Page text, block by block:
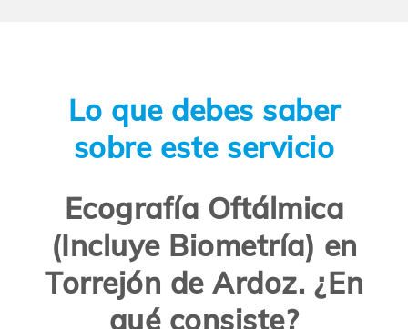
Lo que debes saber
sobre este servicio
Ecografía Oftálmica
(Incluye Biometría) en
Torrejón de Ardoz. ¿En
qué consiste?